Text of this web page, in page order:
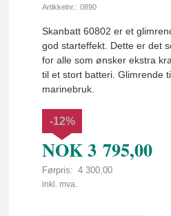
Artikkelnr.: 0890
Skanbatt 60802 er et
god starteffekt. Dette er det
for alle som ønsker ekstra
til et stort batteri. Glimrende
marinebruk.
NOK3 795,00
Førpris: 4 300,00
Rabatt
-12%
inkl. mva.